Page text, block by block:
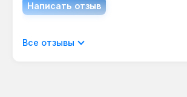
Написать отзыв
Отображать отзывы только на
Все отзывы